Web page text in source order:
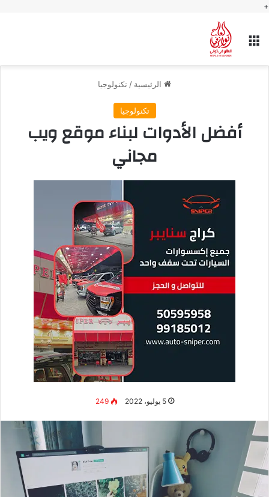
+
القائمة
الرئيسية / تكنولوجيا
تكنولوجيا
أفضل الأدوات لبناء موقع ويب
مجاني
5 يوليو، 2022 249